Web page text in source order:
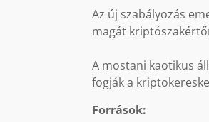
Az új szabályozás
magát
A mostani kaotikus
fogják a
Források: